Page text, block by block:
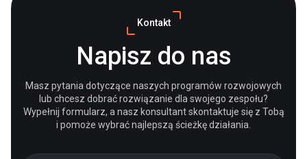
Kontakt
Napisz do nas
Masz pytania dotyczące naszych programów rozwojowych
lub chcesz dobrać rozwiązanie dla swojego zespołu?
Wypełnij formularz, a nasz konsultant skontaktuje się z Tobą
i pomoże wybrać najlepszą ścieżkę działania.